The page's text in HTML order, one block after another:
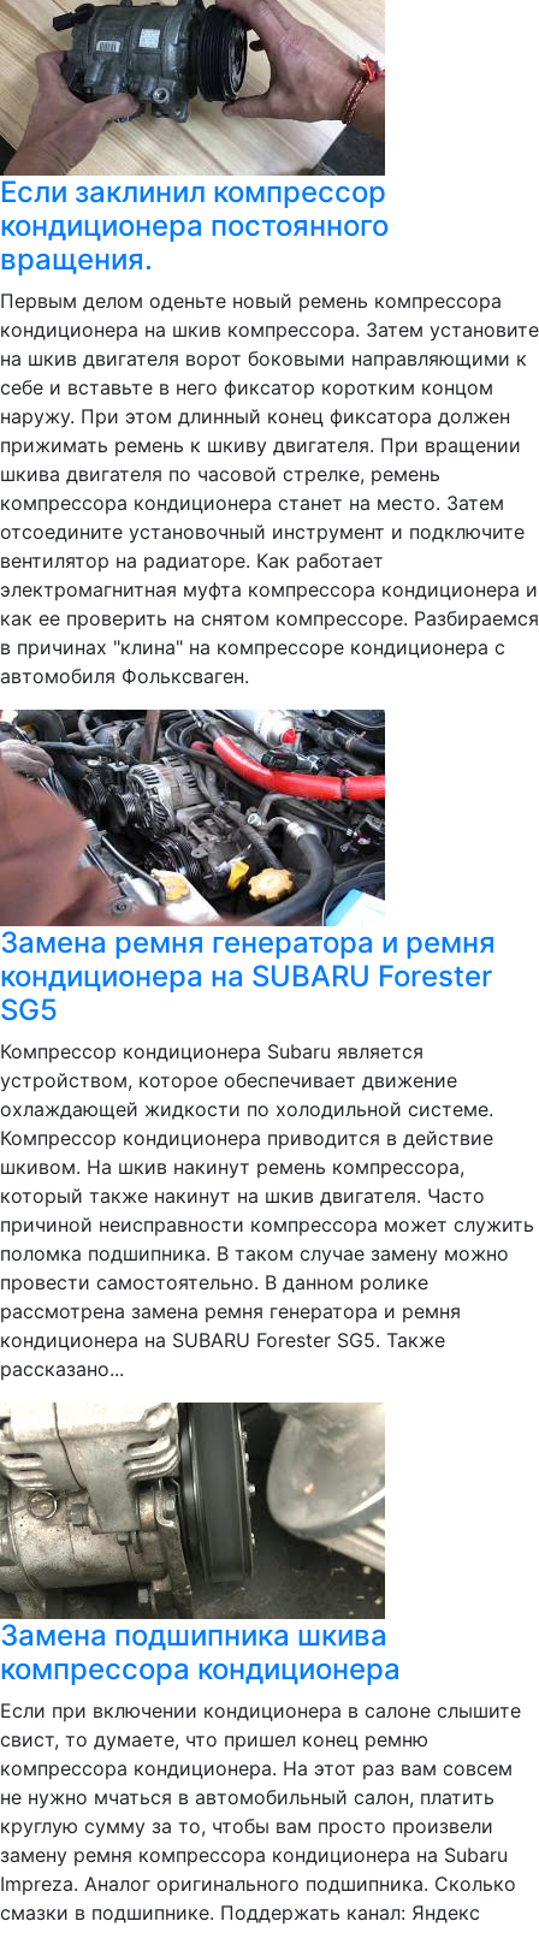
Если заклинил компрессор
кондиционера постоянного
вращения.
Первым делом оденьте новый ремень компрессора
кондиционера на шкив компрессора. Затем установите
на шкив двигателя ворот боковыми направляющими к
себе и вставьте в него фиксатор коротким концом
наружу. При этом длинный конец фиксатора должен
прижимать ремень к шкиву двигателя. При вращении
шкива двигателя по часовой стрелке, ремень
компрессора кондиционера станет на место. Затем
отсоедините установочный инструмент и подключите
вентилятор на радиаторе. Как работает
электромагнитная муфта компрессора кондиционера и
как ее проверить на снятом компрессоре. Разбираемся
в причинах "клина" на компрессоре кондиционера с
автомобиля Фольксваген.
Замена ремня генератора и ремня
кондиционера на SUBARU Forester
SG5
Компрессор кондиционера Subaru является
устройством, которое обеспечивает движение
охлаждающей жидкости по холодильной системе.
Компрессор кондиционера приводится в действие
шкивом. На шкив накинут ремень компрессора,
который также накинут на шкив двигателя. Часто
причиной неисправности компрессора может служить
поломка подшипника. В таком случае замену можно
провести самостоятельно. В данном ролике
рассмотрена замена ремня генератора и ремня
кондиционера на SUBARU Forester SG5. Также
рассказано...
Замена подшипника шкива
компрессора кондиционера
Если при включении кондиционера в салоне слышите
свист, то думаете, что пришел конец ремню
компрессора кондиционера. На этот раз вам совсем
не нужно мчаться в автомобильный салон, платить
круглую сумму за то, чтобы вам просто произвели
замену ремня компрессора кондиционера на Subaru
Impreza. Аналог оригинального подшипника. Сколько
смазки в подшипнике. Поддержать канал: Яндекс